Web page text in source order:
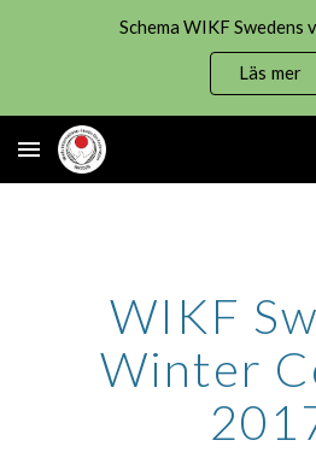
Schema WIKF Swedens
Läs mer
WIKF
Winter